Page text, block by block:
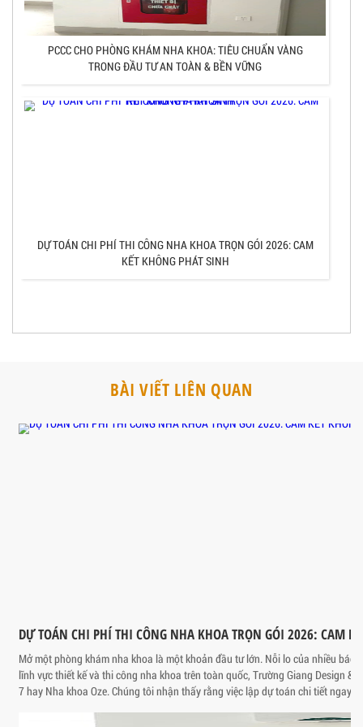
Hệ thống nước cần đảm bảo nguồn nước sạch riêng biệt cho
chuẩn và dễ bảo trì. Hệ thống khí nén và hút trung tâm phải
hiệu suất hoạt động và hạn chế tiếng ồn. Thi công hệ thống kỹ
Việc thi công đúng tiêu chuẩn không chỉ bảo vệ bệnh nhân mà
nhân viên y tế làm việc lâu dài trong môi trường có tia bức xạ.
Một yếu tố quan trọng khác là hệ thống xử lý chất thải y tế.